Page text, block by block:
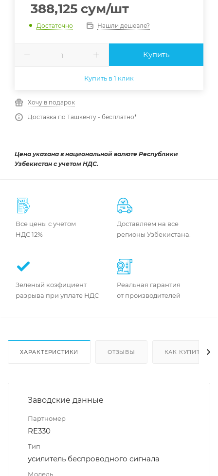
388,125 сум/шт
Достаточно Нашли дешевле?
Купить
Купить в 1 клик
Хочу в подарок
Доставка по Ташкенту - бесплатно*
Цена указана в национальной валюте Республики
Узбекистан с учетом НДС.
Все цены с учетом
НДС 12%
Доставляем на все
регионы Узбекистана.
Зеленый коэфициент
разрыва при уплате НДС
Реальная гарантия
от производителей
ХАРАКТЕРИСТИКИ ОТЗЫВЫ КАК КУПИТЬ
Заводские данные
Партномер
RE330
Тип
усилитель беспроводного сигнала
Модель